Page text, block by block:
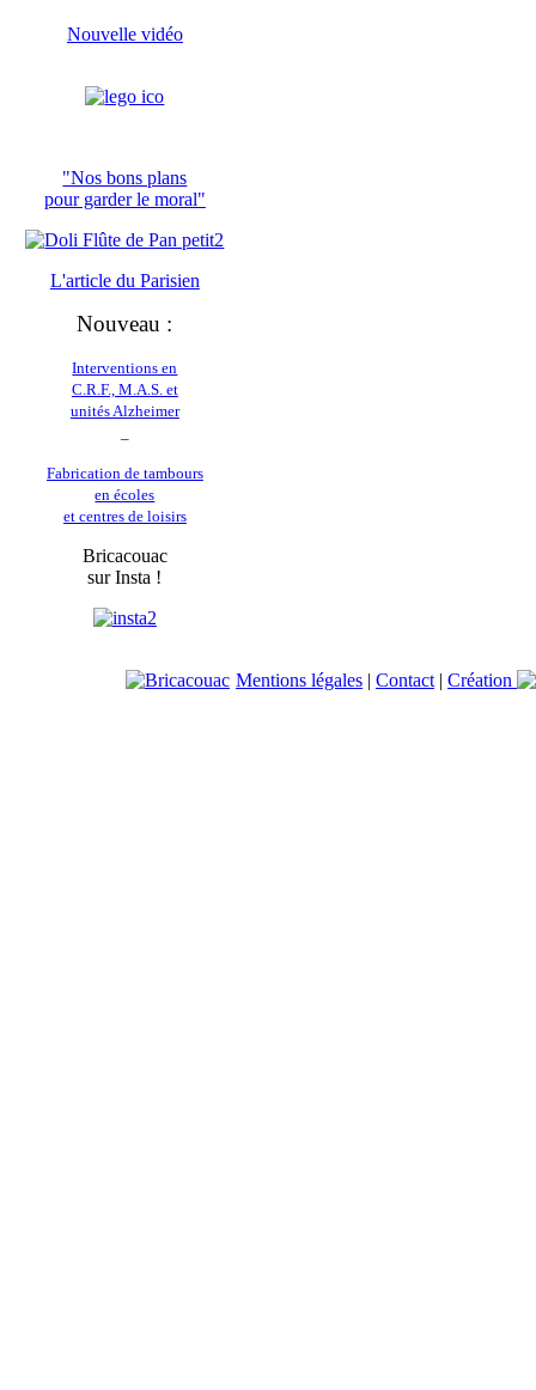
Nouvelle vidéo
"Nos bons plans
pour garder le moral"
L'article du Parisien
Nouveau :
Interventions en
C.R.F., M.A.S. et
unités Alzheimer
Fabrication de tambours
en écoles
et centres de loisirs
Bricacouac
sur Insta !
Mentions légales | Contact | Création